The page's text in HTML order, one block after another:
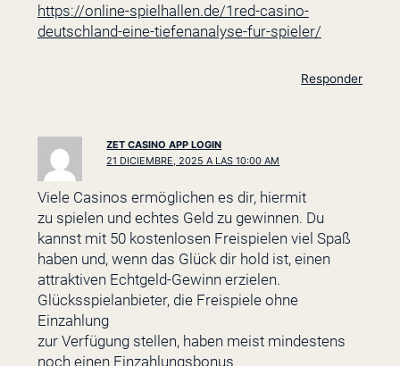
https://online-spielhallen.de/1red-casino-
deutschland-eine-tiefenanalyse-fur-spieler/
Responder
ZET CASINO APP LOGIN
21 DICIEMBRE, 2025 A LAS 10:00 AM
Viele Casinos ermöglichen es dir, hiermit
zu spielen und echtes Geld zu gewinnen. Du
kannst mit 50 kostenlosen Freispielen viel Spaß
haben und, wenn das Glück dir hold ist, einen
attraktiven Echtgeld-Gewinn erzielen.
Glücksspielanbieter, die Freispiele ohne
Einzahlung
zur Verfügung stellen, haben meist mindestens
noch einen Einzahlungsbonus